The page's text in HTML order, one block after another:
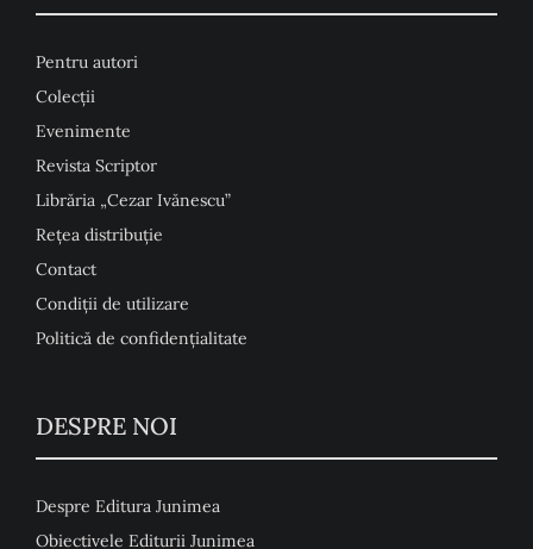
Pentru autori
Colecţii
Evenimente
Revista Scriptor
Librăria „Cezar Ivănescu”
Rețea distribuție
Contact
Condiţii de utilizare
Politică de confidențialitate
DESPRE NOI
Despre Editura Junimea
Obiectivele Editurii Junimea